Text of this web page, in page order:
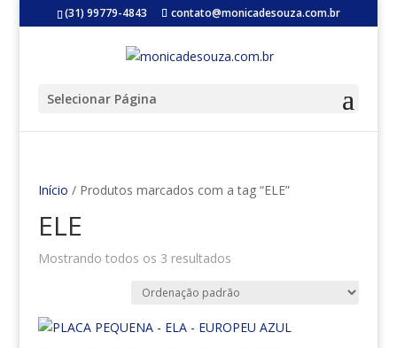
(31) 99779-4843 contato@monicadesouza.com.br
Selecionar Página
Início / Produtos marcados com a tag “ELE”
ELE
Mostrando todos os 3 resultados